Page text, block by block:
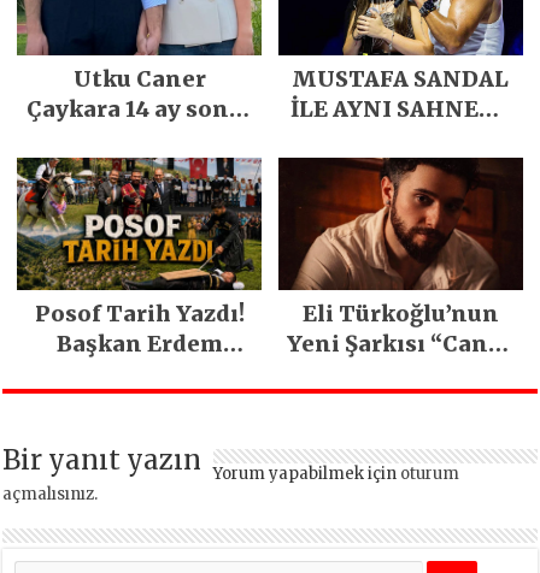
Utku Caner
Çaykara 14 ay sonra
kavuştu
MUSTAFA SANDAL
İLE AYNI SAHNEDE
Posof Tarih Yazdı!
Başkan Erdem
Emeğiyle Son
Festivali
Gerçekleşti
Eli Türkoğlu’nun
Yeni Şarkısı “Canın
İlgi Gördü!..
Bir yanıt yazın Yorum yapabilmek için oturum
açmalısınız.